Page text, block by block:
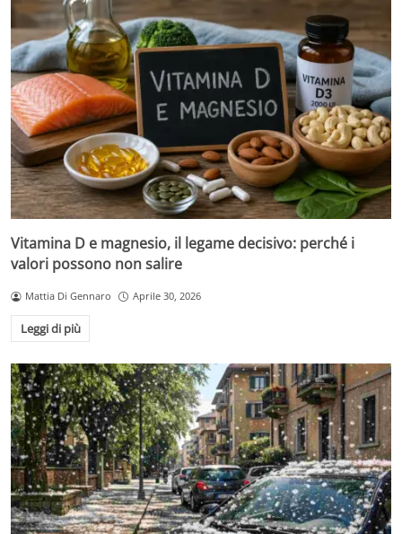
Vitamina D e magnesio, il legame decisivo: perché i
valori possono non salire
Mattia Di Gennaro Aprile 30, 2026
Leggi di più